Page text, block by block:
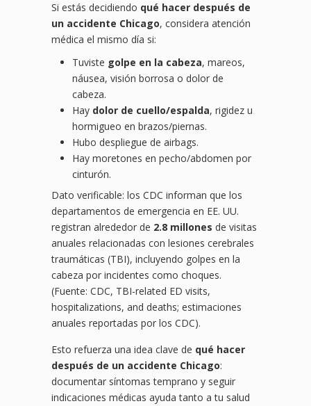
Si estás decidiendo qué hacer después de
un accidente Chicago, considera atención
médica el mismo día si:
Tuviste golpe en la cabeza, mareos,
náusea, visión borrosa o dolor de
cabeza.
Hay dolor de cuello/espalda, rigidez u
hormigueo en brazos/piernas.
Hubo despliegue de airbags.
Hay moretones en pecho/abdomen por
cinturón.
Dato verificable: los CDC informan que los
departamentos de emergencia en EE. UU.
registran alrededor de 2.8 millones de visitas
anuales relacionadas con lesiones cerebrales
traumáticas (TBI), incluyendo golpes en la
cabeza por incidentes como choques.
(Fuente: CDC, TBI-related ED visits,
hospitalizations, and deaths; estimaciones
anuales reportadas por los CDC).
Esto refuerza una idea clave de qué hacer
después de un accidente Chicago:
documentar síntomas temprano y seguir
indicaciones médicas ayuda tanto a tu salud